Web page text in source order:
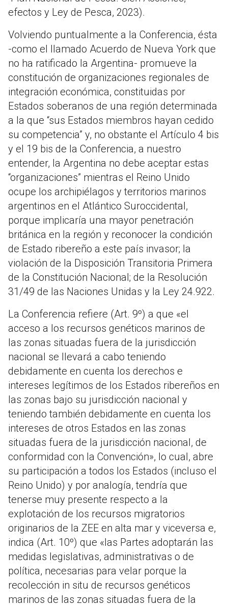
efectos y Ley de Pesca, 2023).
Volviendo puntualmente a la Conferencia, ésta
-como el llamado Acuerdo de Nueva York que
no ha ratificado la Argentina- promueve la
constitución de organizaciones regionales de
integración económica, constituidas por
Estados soberanos de una región determinada
a la que “sus Estados miembros hayan cedido
su competencia” y, no obstante el Artículo 4 bis
y el 19 bis de la Conferencia, a nuestro
entender, la Argentina no debe aceptar estas
“organizaciones” mientras el Reino Unido
ocupe los archipiélagos y territorios marinos
argentinos en el Atlántico Suroccidental,
porque implicaría una mayor penetración
británica en la región y reconocer la condición
de Estado ribereño a este país invasor; la
violación de la Disposición Transitoria Primera
de la Constitución Nacional; de la Resolución
31/49 de las Naciones Unidas y la Ley 24.922.
La Conferencia refiere (Art. 9º) a que «el
acceso a los recursos genéticos marinos de
las zonas situadas fuera de la jurisdicción
nacional se llevará a cabo teniendo
debidamente en cuenta los derechos e
intereses legítimos de los Estados ribereños en
las zonas bajo su jurisdicción nacional y
teniendo también debidamente en cuenta los
intereses de otros Estados en las zonas
situadas fuera de la jurisdicción nacional, de
conformidad con la Convención», lo cual, abre
su participación a todos los Estados (incluso el
Reino Unido) y por analogía, tendría que
tenerse muy presente respecto a la
explotación de los recursos migratorios
originarios de la ZEE en alta mar y viceversa e,
indica (Art. 10º) que «las Partes adoptarán las
medidas legislativas, administrativas o de
política, necesarias para velar porque la
recolección in situ de recursos genéticos
marinos de las zonas situadas fuera de la